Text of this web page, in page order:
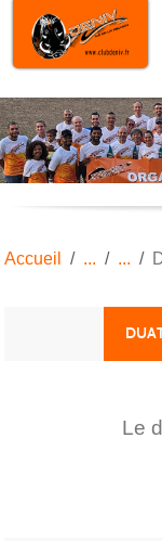
Accueil
Le
Panneau de gestion